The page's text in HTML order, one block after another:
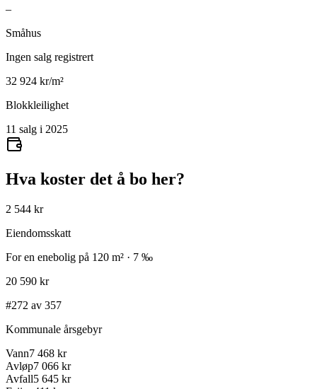
–
Småhus
Ingen salg registrert
32 924 kr/m²
Blokkleilighet
11 salg i 2025
Hva koster det å bo her?
2 544 kr
Eiendomsskatt
For en enebolig på 120 m² · 7 ‰
20 590 kr
#272 av 357
Kommunale årsgebyr
Vann7 468 kr
Avløp7 066 kr
Avfall5 645 kr